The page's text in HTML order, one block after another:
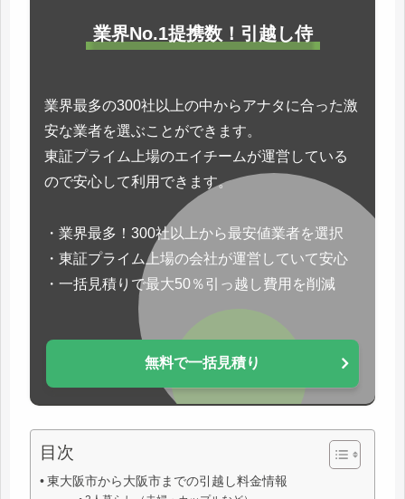
業界No.1提携数！引越し侍
業界最多の300社以上の中からアナタに合った激
安な業者を選ぶことができます。
東証プライム上場のエイチームが運営している
ので安心して利用できます。
・業界最多！300社以上から最安値業者を選択
・東証プライム上場の会社が運営していて安心
・一括見積りで最大50％引っ越し費用を削減
無料で一括見積り
目次
東大阪市から大阪市までの引越し料金情報